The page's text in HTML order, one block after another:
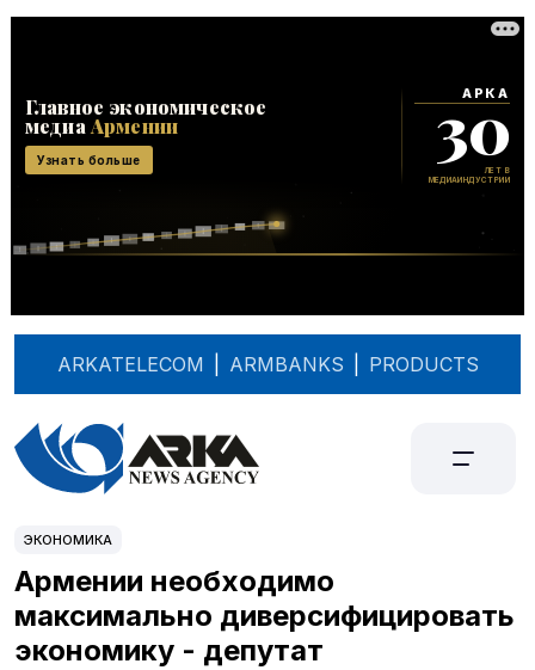
ARKATELECOM ARMBANKS PRODUCTS
ЭКОНОМИКА
Армении необходимо
максимально диверсифицировать
экономику - депутат